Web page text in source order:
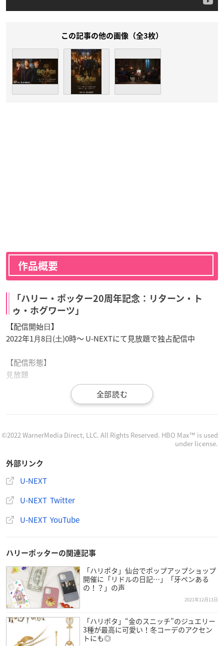
この記事の他の画像（全3枚）
作品概要
「ハリー・ポッター20周年記念：リターン・ト
ゥ・ホグワーツ」
【配信開始⽇】
2022年1⽉8⽇(⼟)0時～ U-NEXTにて見放題で独占配信中
【配信形態】
⾒放題
エマ・ワトソン
ロビー・コルトレーン
レイフ・ファインズ
ジェイソン・アイザックス
ゲイリー・オールドマン
トム・フェルトン
ジェームズ・フェルプス
ボニー・ライト
アルフレッド・イーノック
イアン・ハート
トビー・ジョーンズ
マシュー・ルイス
イヴァナ・リンチ
デヴィッド・ハイマン
クリス・コロンバス
©2022 WarnerMedia Direct, LLC. All Rights Reserved. HBO Max™ is used
under license.
外部リンク
U-NEXT
U-NEXT Twitter
U-NEXT YouTube
ハリーポッターの関連記事
「ハリポタ」仙台でポップアップショップ
開催に「リドルの日記…」「牙ペンある
の！？」の声
2021年12月13日
「ハリポタ」“金のスニッチ”のジュエリー
3種が最高に可愛い！冬コーデのアクセン
トにも◎